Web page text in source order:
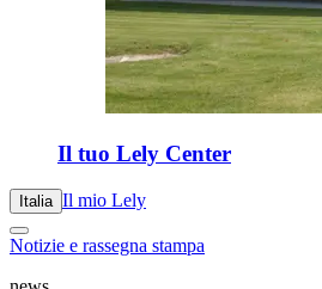
Il tuo Lely Center
Italia Il mio Lely
Notizie e rassegna stampa